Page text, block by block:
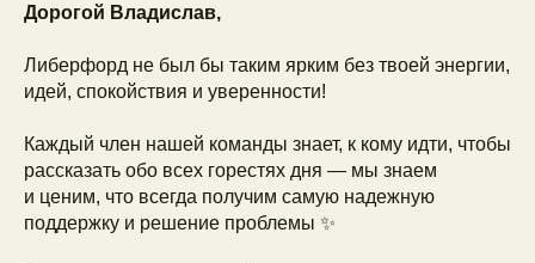
Дорогой Владислав,
Либерфорд не был бы таким ярким без твоей энергии,
идей, спокойствия и уверенности!
Каждый член нашей команды знает, к кому идти, чтобы
рассказать обо всех горестях дня — мы знаем
и ценим, что всегда получим самую надежную
поддержку и решение проблемы ✨